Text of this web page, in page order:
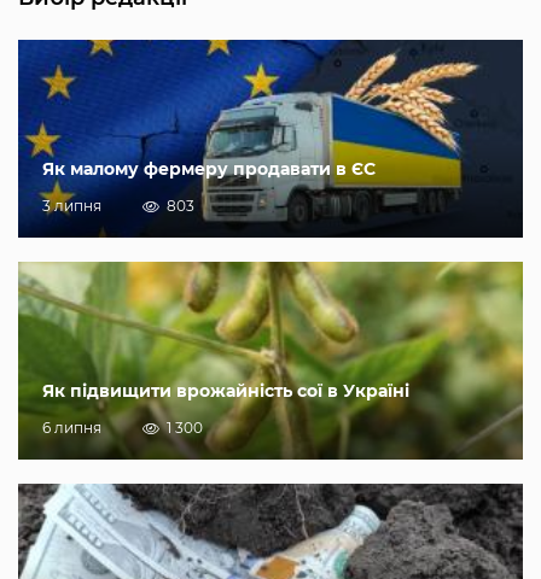
Як малому фермеру продавати в ЄС
3 липня 803
Як підвищити врожайність сої в Україні
6 липня 1 300